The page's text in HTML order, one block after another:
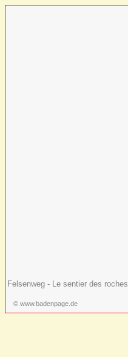
Felsenweg - Le sentier des roches
© www.badenpage.de